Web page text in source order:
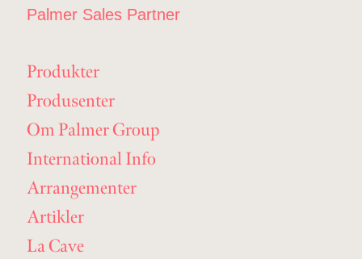
Palmer Sales Partner
Produkter
Produsenter
Om Palmer Group
International Info
Arrangementer
Artikler
La Cave